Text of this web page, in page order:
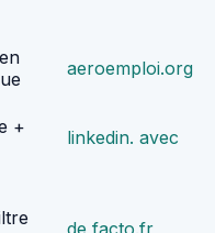
aeroemploi.org
+
linkedin. avec
de facto.fr